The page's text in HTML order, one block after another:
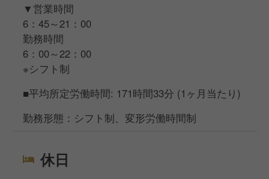
▼営業時間
6：45～21：00
勤務時間
6：00～22：00
※シフト制
■平均所定労働時間: 171時間33分 (1ヶ月当たり)
勤務形態：シフト制、変形労働時間制
休日